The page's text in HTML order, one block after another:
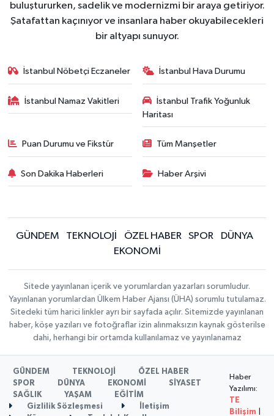
buluştururken, sadelik ve modernizmi bir araya getiriyor.
Şatafattan kaçınıyor ve insanlara haber okuyabilecekleri
bir altyapı sunuyor.
İstanbul Nöbetçi Eczaneler İstanbul Hava Durumu
İstanbul Namaz Vakitleri
İstanbul Trafik Yoğunluk
Haritası
Puan Durumu ve Fikstür Tüm Manşetler
Son Dakika Haberleri Haber Arşivi
GÜNDEM TEKNOLOJİ ÖZEL HABER SPOR
DÜNYA
EKONOMİ
Sitede yayınlanan içerik ve yorumlardan yazarları sorumludur.
Yayınlanan yorumlardan Ülkem Haber Ajansı (ÜHA) sorumlu tutulamaz.
Sitedeki tüm harici linkler ayrı bir sayfada açılır. Sitemizde yayınlanan
haber, köşe yazıları ve fotoğraflar izin alınmaksızın kaynak gösterilse
dahi, herhangi bir ortamda kullanılamaz ve yayınlanamaz
GÜNDEM TEKNOLOJİ
ÖZEL HABER
SPOR
DÜNYA EKONOMİ
SİYASET
SAĞLIK
YAŞAM
EĞİTİM
Gizlilik Sözleşmesi
İletişim
Haber
Yazılımı:
TE
Bilişim